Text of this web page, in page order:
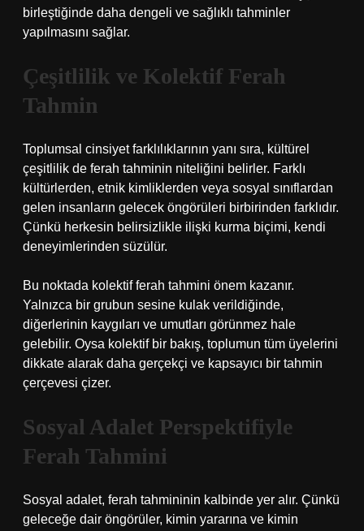
birleştiğinde daha dengeli ve sağlıklı tahminler
yapılmasını sağlar.
Çeşitlilik ve Kolektif Ferah
Tahmin
Toplumsal cinsiyet farklılıklarının yanı sıra, kültürel
çeşitlilik de ferah tahminin niteliğini belirler. Farklı
kültürlerden, etnik kimliklerden veya sosyal sınıflardan
gelen insanların gelecek öngörüleri birbirinden farklıdır.
Çünkü herkesin belirsizlikle ilişki kurma biçimi, kendi
deneyimlerinden süzülür.
Bu noktada kolektif ferah tahmini önem kazanır.
Yalnızca bir grubun sesine kulak verildiğinde,
diğerlerinin kaygıları ve umutları görünmez hale
gelebilir. Oysa kolektif bir bakış, toplumun tüm üyelerini
dikkate alarak daha gerçekçi ve kapsayıcı bir tahmin
çerçevesi çizer.
Sosyal Adalet Perspektifiyle
Ferah Tahmini
Sosyal adalet, ferah tahmininin kalbinde yer alır. Çünkü
geleceğe dair öngörüler, kimin yararına ve kimin